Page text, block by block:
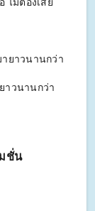
ไม่ต้องเสีย
ยาวนานกว่า
าวนานกว่า
ชั่น